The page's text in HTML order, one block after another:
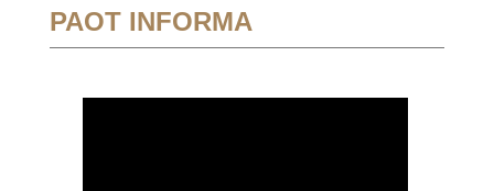
PAOT INFORMA